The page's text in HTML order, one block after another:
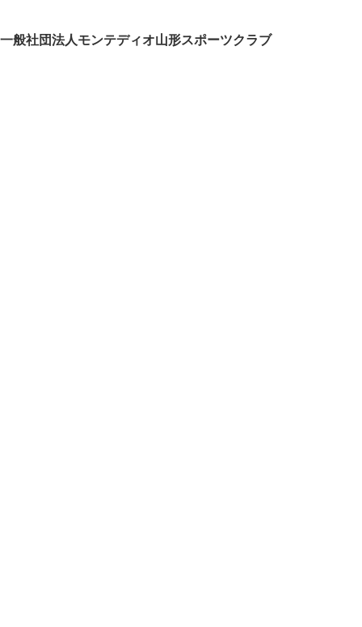
一般社団法人モンテディオ山形スポーツクラブ